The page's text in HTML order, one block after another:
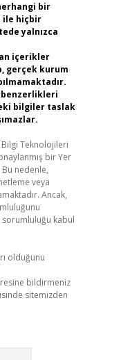
bir
ile hiçbir
yalnızca
içerikler
gerçek kurum
benzerlikleri
bilgiler taslak
Bilgi Teknolojileri
bir Yer
Bu nedenle,
veya
Ancak,
kabul
olduğunu
bildirmeniz
sitemizden